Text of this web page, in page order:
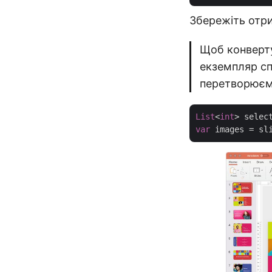
Збережіть
Щоб
екземпляр
List<int>
var images =